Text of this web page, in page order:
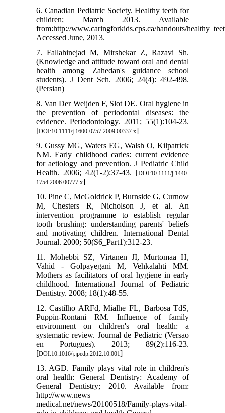
6. Canadian Pediatric Society. Healthy teeth for
children; March 2013. Available
from:http://www.caringforkids.cps.ca/handouts/
Accessed June, 2013.
7. Fallahinejad M, Mirshekar Z, Razavi Sh.
(Knowledge and attitude toward oral and dental
health among Zahedan's guidance school
students). J Dent Sch. 2006; 24(4): 492-498.
(Persian)
8. Van Der Weijden F, Slot DE. Oral hygiene in
the prevention of periodontal diseases: the
evidence. Periodontology. 2011; 55(1):104-23.
[DOI:10.1111/j.1600-0757.2009.00337.x]
9. Gussy MG, Waters EG, Walsh O, Kilpatrick
NM. Early childhood caries: current evidence
for aetiology and prevention. J Pediatric Child
Health. 2006; 42(1‐2):37-43. [DOI:10.1111/j.1440-
1754.2006.00777.x]
10. Pine C, McGoldrick P, Burnside G, Curnow
M, Chesters R, Nicholson J, et al. An
intervention programme to establish regular
tooth brushing: understanding parents' beliefs
and motivating children. International Dental
Journal. 2000; 50(S6_Part1):312-23.
11. Mohebbi SZ, Virtanen JI, Murtomaa H,
Vahid - Golpayegani M, Vehkalahti MM.
Mothers as facilitators of oral hygiene in early
childhood. International Journal of Pediatric
Dentistry. 2008; 18(1):48-55.
12. Castilho ARFd, Mialhe FL, Barbosa TdS,
Puppin-Rontani RM. Influence of family
environment on children's oral health: a
systematic review. Journal de Pediatric (Versao
en Portugues). 2013; 89(2):116-23.
[DOI:10.1016/j.jpedp.2012.10.001]
13. AGD. Family plays vital role in children's
oral health: General Dentistry: Academy of
General Dentistry; 2010. Available from:
http://www.news
medical.net/news/20100518/Family-plays-vital-